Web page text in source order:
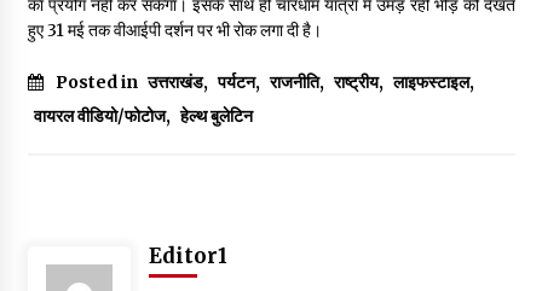
Thought Of The Day 14 May
May 14, 2022
Thought Of The Day 13 May
May 12, 2022
का प्रयोग नहीं कर सकेगा। इसके साथ ही चारधाम यात्रा में उमड़ रही भीड़ को देखते
हुए 31 मई तक वीआईपी दर्शन पर भी रोक लगा दी है।
Posted in उत्तराखंड, पर्यटन, राजनीति, राष्ट्रीय, लाइफस्टाइल,
वायरल वीडियो/फोटोज, हेल्थ बुलेटिन
Editor1